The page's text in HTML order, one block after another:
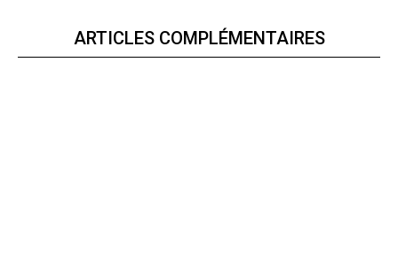
ARTICLES COMPLÉMENTAIRES